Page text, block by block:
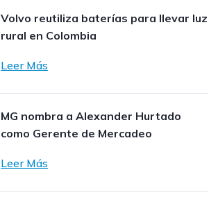
Volvo reutiliza baterías para llevar luz
rural en Colombia
Leer Más
MG nombra a Alexander Hurtado
como Gerente de Mercadeo
Leer Más